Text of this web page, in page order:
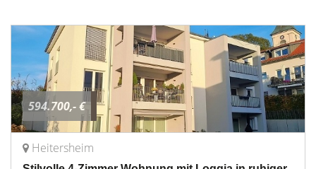
594.700,- €
Heitersheim